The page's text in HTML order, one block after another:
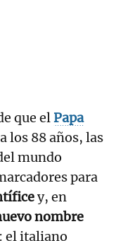
que elPapa
los 88 años, las
mundo
para
y, en
nombre
el italiano